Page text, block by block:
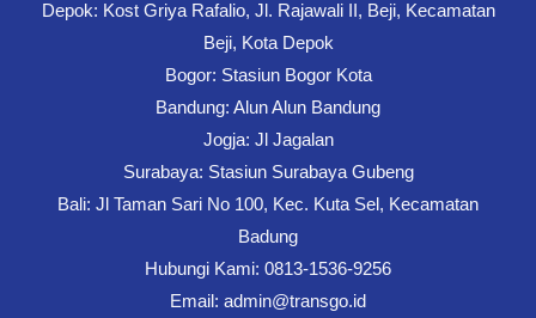
Depok: Kost Griya Rafalio, Jl. Rajawali II, Beji, Kecamatan
Beji, Kota Depok
Bogor: Stasiun Bogor Kota
Bandung: Alun Alun Bandung
Jogja: Jl Jagalan
Surabaya: Stasiun Surabaya Gubeng
Bali: Jl Taman Sari No 100, Kec. Kuta Sel, Kecamatan
Badung
Hubungi Kami: 0813-1536-9256
Email: admin@transgo.id